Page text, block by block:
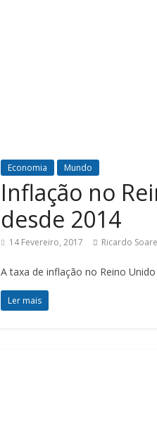
Economia Mundo
Inflação no
desde 2014
14 Fevereiro, 2017 Ricardo
A taxa de inflação no Reino
Ler mais